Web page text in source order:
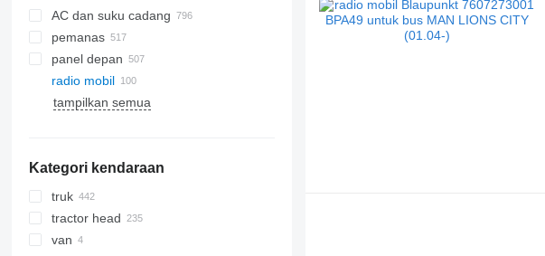
AC dan suku cadang
radiator AC
selang AC
kompresor AC
AC mobil
pemanas
panel depan
radio mobil
kaca samping
atap panoramik
tampilkan semua
Kategori kendaraan
truk
tractor head
van